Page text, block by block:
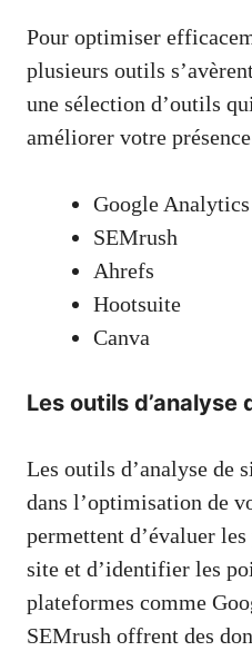
Pour optimiser
plusieurs outils
une sélection d’outils
améliorer votre
Google Analytics
SEMrush
Ahrefs
Hootsuite
Canva
Les outils d’analyse
Les outils d’analyse de
dans l’optimisation de
permettent d’évaluer
site et d’identifier les
plateformes comme
SEMrush offrent des